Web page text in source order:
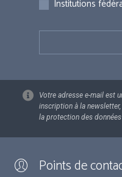
Institutions
Votre adresse e-mail est
inscription à la
la protection des données
Points de